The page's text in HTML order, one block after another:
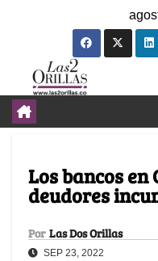
Los bancos en
deudores
Por Las Dos Orillas
SEP 23, 2022